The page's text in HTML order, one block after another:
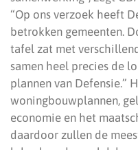
“Op ons verzoek heeft
betrokken gemeenten.
tafel zat met
samen heel precies de
plannen van Defensie.”
woningbouwplannen,
economie en het
daardoor zullen de